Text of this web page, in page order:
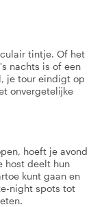
tintje. Of het
nachts is of een
je tour eindigt op
onvergetelijke
hoeft je avond
host deelt hun
kunt gaan en
night spots tot